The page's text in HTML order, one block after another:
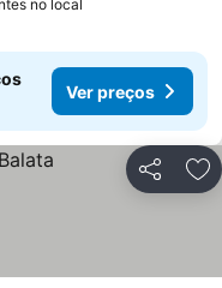
no local
Ver preços
Partilhar